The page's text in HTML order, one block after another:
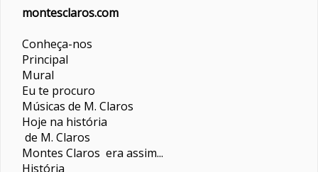
montesclaros.com
Conheça-nos
Principal
Mural
Eu te procuro
Músicas de M. Claros
Hoje na história
de M. Claros
Montes Claros era assim...
História